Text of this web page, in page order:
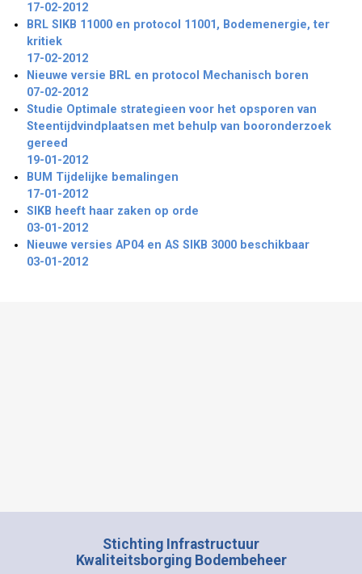
17-02-2012
BRL SIKB 11000 en protocol 11001, Bodemenergie, ter
kritiek
17-02-2012
Nieuwe versie BRL en protocol Mechanisch boren
07-02-2012
Studie Optimale strategieen voor het opsporen van
Steentijdvindplaatsen met behulp van booronderzoek
gereed
19-01-2012
BUM Tijdelijke bemalingen
17-01-2012
SIKB heeft haar zaken op orde
03-01-2012
Nieuwe versies AP04 en AS SIKB 3000 beschikbaar
03-01-2012
Stichting Infrastructuur
Kwaliteitsborging Bodembeheer